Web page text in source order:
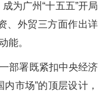
为广州“十五五”开局
、外贸三方面作出详
能。
部署既紧扣中央经济
市场”的顶层设计，